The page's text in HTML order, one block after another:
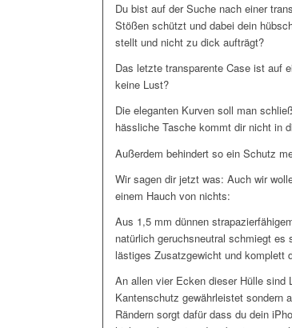
Du bist auf der Suche nach einer
Stößen schützt und dabei dein
stellt und nicht zu dick aufträgt?
Das letzte transparente Case ist auf
keine Lust?
Die eleganten Kurven soll man
hässliche Tasche kommt dir nicht in
Außerdem behindert so ein Schutz
Wir sagen dir jetzt was: Auch wir
einem Hauch von nichts:
Aus 1,5 mm dünnen
natürlich geruchsneutral schmiegt
lästiges Zusatzgewicht und komplett
An allen vier Ecken dieser Hülle
Kantenschutz gewährleistet sondern
Rändern sorgt dafür dass du dein